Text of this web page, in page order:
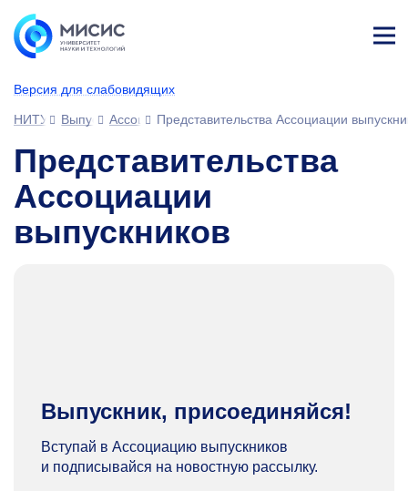
Версия для слабовидящих
ине
НИТУ МИСИСВыпускникамАссоциация выпускников
Представительства Ассоциации
Представительства
Ассоциации
выпускников
Выпускник, присоединяйся!
Вступай в Ассоциацию выпускников
и подписывайся на новостную рассылку.